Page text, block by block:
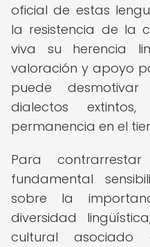
oficial de estas
la resistencia de la
viva su herencia
valoración y apoyo
puede
dialectos
permanencia en el
Para
fundamental
sobre la
diversidad
cultural